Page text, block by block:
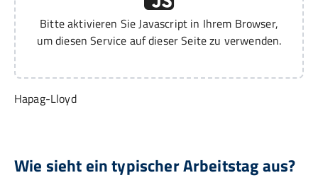
Bitte aktivieren Sie Javascript in Ihrem Browser,
um diesen Service auf dieser Seite zu verwenden.
Hapag-Lloyd
Wie sieht ein typischer Arbeitstag aus?